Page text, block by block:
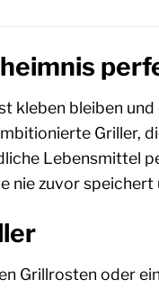
kleben bleiben
Griller,
Lebensmittel
nie zuvor
Grillrosten oder